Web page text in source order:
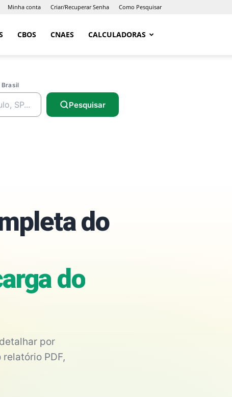
Minha conta Criar/Recuperar Senha Como Pesquisar
CBOS CNAES CALCULADORAS
Brasil
Pesquisar
do
do
por
PDF,